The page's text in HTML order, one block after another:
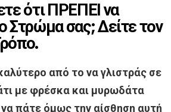
ότι ΠΡΕΠΕΙ να
Στρώμα σας; Δείτε τον
από το να γλιστράς σε
με φρέσκα και μυρωδάτα
πάτε όμως την αίσθηση αυτή